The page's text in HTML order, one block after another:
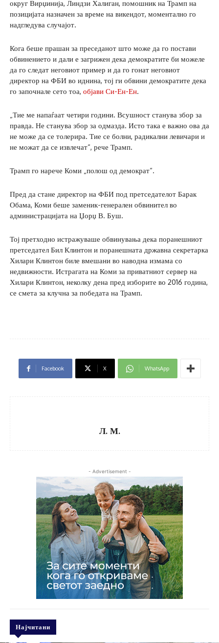
округ Вирџинија, Линдзи Халиган, помошник на Трамп на
позицијата назначен за време на викендот, моментално го
надгледува случајот.
Кога беше прашан за преседанот што може да го постави
обвинението и дали е загрижен дека демократите би можеле
да го следат неговиот пример и да го гонат неговиот
директор на ФБИ во иднина, тој ги обвини демократите дека
го започнале сето тоа, објави Си-Ен-Ен.
„Тие ме напаѓаат четири години. Всушност станува збор за
правда. Не станува збор за одмазда. Исто така е важно ова да
не може да се толерира. Тие се болни, радикални левичари и
не можат да се извлечат“, рече Трамп.
Трамп го нарече Коми „полош од демократ“.
Пред да стане директор на ФБИ под претседателот Барак
Обама, Коми беше заменик-генерален обвинител во
администрацијата на Џорџ В. Буш.
Тој претходно истражуваше обвинувања дека поранешниот
претседател Бил Клинтон и поранешната државна секретарка
Хилари Клинтон биле вмешани во наводна измама со
недвижности. Истрагата на Коми за приватниот сервер на
Хилари Клинтон, неколку дена пред изборите во 2016 година,
се смета за клучна за победата на Трамп.
Facebook X WhatsApp
Л. М.
- Advertisement -
Најчитани